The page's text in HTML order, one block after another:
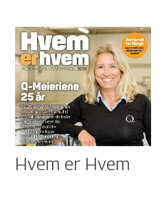
Hvem er Hvem